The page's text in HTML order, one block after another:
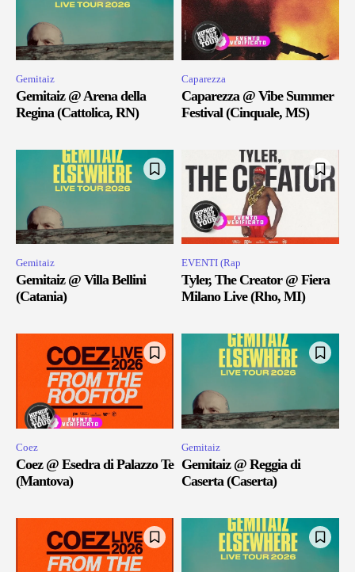
Gemitaiz
Gemitaiz @ Arena della
Regina (Cattolica, RN)
Caparezza
Caparezza @ Vibe Summer
Festival (Cinquale, MS)
Gemitaiz
Gemitaiz @ Villa Bellini
(Catania)
EVENTI (Rap
Tyler, The Creator @ Fiera
Milano Live (Rho, MI)
Coez
Coez @ Esedra di Palazzo Te
(Mantova)
Gemitaiz
Gemitaiz @ Reggia di
Caserta (Caserta)